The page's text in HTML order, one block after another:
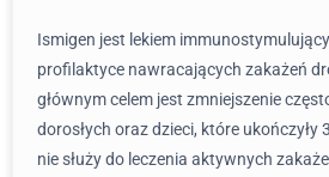
Ismigen jest lekiem
profilaktyce nawracających zakażeń
głównym celem jest zmniejszenie
dorosłych oraz dzieci, które ukończyły
nie służy do leczenia aktywnych